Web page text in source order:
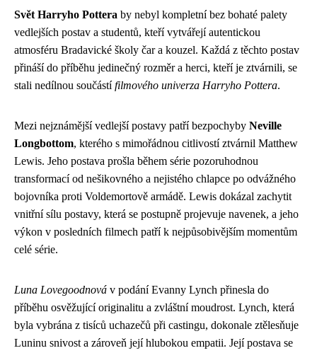
Svět Harryho Pottera by nebyl kompletní bez bohaté palety
vedlejších postav a studentů, kteří vytvářejí autentickou
atmosféru Bradavické školy čar a kouzel. Každá z těchto postav
přináší do příběhu jedinečný rozměr a herci, kteří je ztvárnili, se
stali nedílnou součástífilmového univerza Harryho Pottera.
Mezi nejznámější vedlejší postavy patří bezpochyby Neville
Longbottom, kterého s mimořádnou citlivostí ztvárnil Matthew
Lewis. Jeho postava prošla během série pozoruhodnou
transformací od nešikovného a nejistého chlapce po odvážného
bojovníka proti Voldemortově armádě. Lewis dokázal zachytit
vnitřní sílu postavy, která se postupně projevuje navenek, a jeho
výkon v posledních filmech patří k nejpůsobivějším momentům
celé série.
Luna Lovegoodnová v podání Evanny Lynch přinesla do
příběhu osvěžující originalitu a zvláštní moudrost. Lynch, která
byla vybrána z tisíců uchazečů při castingu, dokonale ztělesňuje
Luninu snivost a zároveň její hlubokou empatii. Její postava se